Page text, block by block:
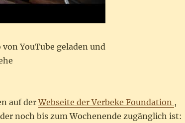
YouTube geladen und
auf derWebseite der Verbeke Foundation ,
noch bis zum Wochenende zugänglich ist: